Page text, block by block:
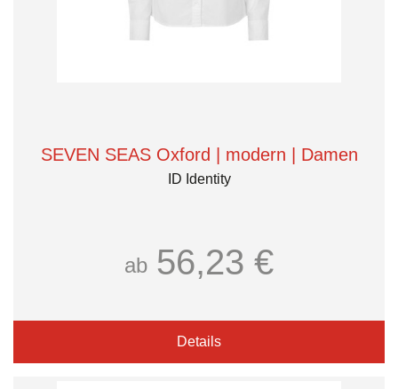
SEVEN SEAS Oxford | modern | Damen
ID Identity
ab 56,23 €
Details